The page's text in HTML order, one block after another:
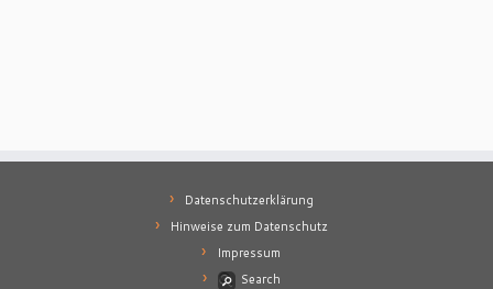
Datenschutzerklärung
Hinweise zum Datenschutz
Impressum
Search